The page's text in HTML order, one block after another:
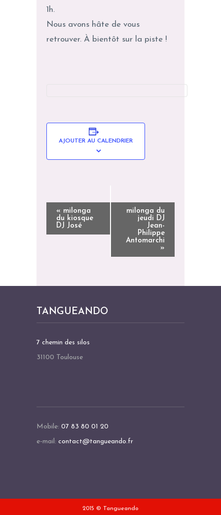
1h.
Nous avons hâte de vous
retrouver. À bientôt sur la piste !
AJOUTER AU CALENDRIER
V
I
É
V
E
N
« milonga
du kiosque
DJ José
milonga du
jeudi DJ
Jean-
Philippe
Antomarchi
»
TANGUEANDO
7 chemin des silos
31100 Toulouse
Mobile: 07 83 80 01 20
e-mail: contact@tangueando.fr
2015 © Tangueando